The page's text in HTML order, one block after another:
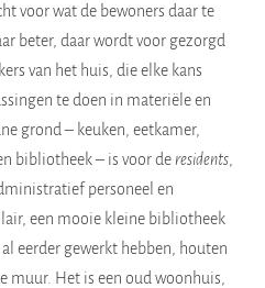
voor wat de bewoners daar te
beter, daar wordt voor gezorgd
van het huis, die elke kans
te doen in materiële en
grond – keuken, eetkamer,
bibliotheek – is voor de residents
personeel en
een mooie kleine bibliotheek
eerder gewerkt hebben, houten
muur. Het is een oud woonhuis,